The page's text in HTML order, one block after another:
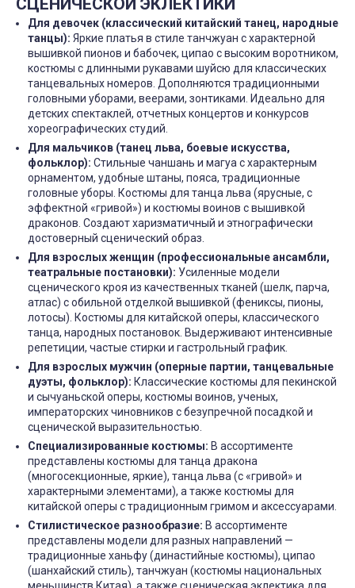
СЦЕНИЧЕСКОЙ ЭКЛЕКТИКИ
Для девочек (классический китайский танец, народные
танцы): Яркие платья в стиле танчжуан с характерной
вышивкой пионов и бабочек, ципао с высоким воротником,
костюмы с длинными рукавами шуйсю для классических
танцевальных номеров. Дополняются традиционными
головными уборами, веерами, зонтиками. Идеально для
детских спектаклей, отчетных концертов и конкурсов
хореографических студий.
Для мальчиков (танец льва, боевые искусства,
фольклор): Стильные чаншань и магуа с характерным
орнаментом, удобные штаны, пояса, традиционные
головные уборы. Костюмы для танца льва (ярусные, с
эффектной «гривой») и костюмы воинов с вышивкой
драконов. Создают харизматичный и этнографически
достоверный сценический образ.
Для взрослых женщин (профессиональные ансамбли,
театральные постановки): Усиленные модели
сценического кроя из качественных тканей (шелк, парча,
атлас) с обильной отделкой вышивкой (фениксы, пионы,
лотосы). Костюмы для китайской оперы, классического
танца, народных постановок. Выдерживают интенсивные
репетиции, частые стирки и гастрольный график.
Для взрослых мужчин (оперные партии, танцевальные
дуэты, фольклор): Классические костюмы для пекинской
и сычуаньской оперы, костюмы воинов, ученых,
императорских чиновников с безупречной посадкой и
сценической выразительностью.
Специализированные костюмы: В ассортименте
представлены костюмы для танца дракона
(многосекционные, яркие), танца льва (с «гривой» и
характерными элементами), а также костюмы для
китайской оперы с традиционным гримом и аксессуарами.
Стилистическое разнообразие: В ассортименте
представлены модели для разных направлений —
традиционные ханьфу (династийные костюмы), ципао
(шанхайский стиль), танчжуан (костюмы национальных